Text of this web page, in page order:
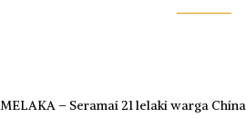
MELAKA – Seramai 21 lelaki warga